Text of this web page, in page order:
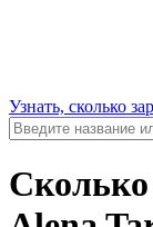
Узнать, сколько